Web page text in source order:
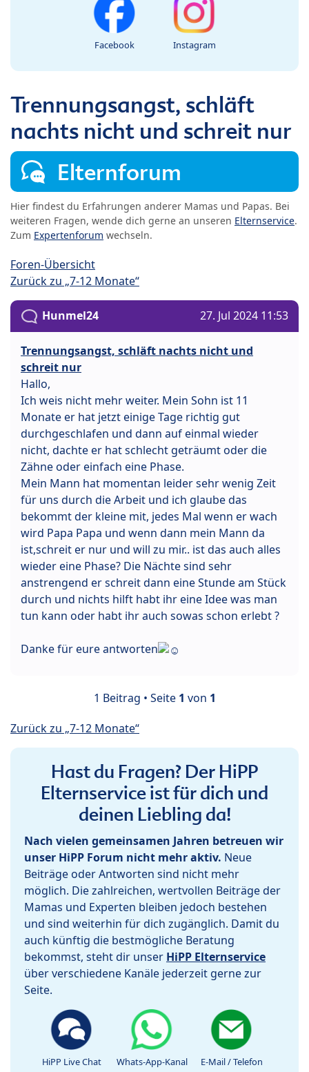
Facebook Instagram
Trennungsangst, schläft
nachts nicht und schreit nur
Elternforum
Hier findest du Erfahrungen anderer Mamas und Papas. Bei
weiteren Fragen, wende dich gerne an unseren Elternservice.
Zum Expertenforum wechseln.
Foren-Übersicht
Zurück zu „7-12 Monate“
Hunmel24 27. Jul 2024 11:53
Trennungsangst, schläft nachts nicht und
schreit nur
Hallo,
Ich weis nicht mehr weiter. Mein Sohn ist 11
Monate er hat jetzt einige Tage richtig gut
durchgeschlafen und dann auf einmal wieder
nicht, dachte er hat schlecht geträumt oder die
Zähne oder einfach eine Phase.
Mein Mann hat momentan leider sehr wenig Zeit
für uns durch die Arbeit und ich glaube das
bekommt der kleine mit, jedes Mal wenn er wach
wird Papa Papa und wenn dann mein Mann da
ist,schreit er nur und will zu mir.. ist das auch alles
wieder eine Phase? Die Nächte sind sehr
anstrengend er schreit dann eine Stunde am Stück
durch und nichts hilft habt ihr eine Idee was man
tun kann oder habt ihr auch sowas schon erlebt ?
Danke für eure antworten
1 Beitrag • Seite 1 von 1
Zurück zu „7-12 Monate“
Hast du Fragen? Der HiPP
Elternservice ist für dich und
deinen Liebling da!
Nach vielen gemeinsamen Jahren betreuen wir
unser HiPP Forum nicht mehr aktiv. Neue
Beiträge oder Antworten sind nicht mehr
möglich. Die zahlreichen, wertvollen Beiträge der
Mamas und Experten bleiben jedoch bestehen
und sind weiterhin für dich zugänglich. Damit du
auch künftig die bestmögliche Beratung
bekommst, steht dir unser HiPP Elternservice
über verschiedene Kanäle jederzeit gerne zur
Seite.
HiPP Live Chat Whats-App-Kanal E-Mail / Telefon